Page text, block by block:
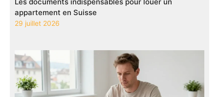
appartement en Suisse
29 juillet 2026